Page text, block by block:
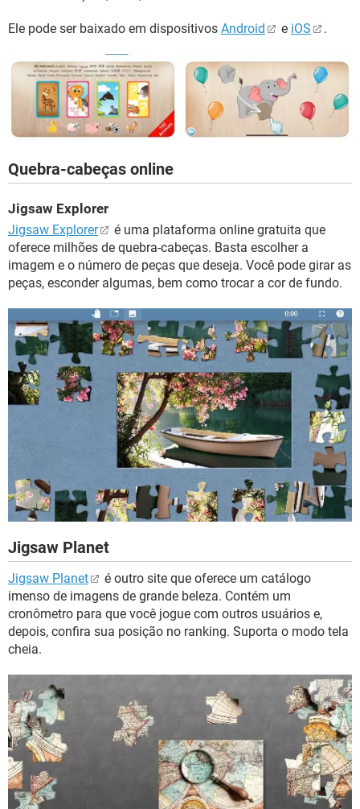
Ele pode ser baixado em dispositivos Android e iOS .
Quebra-cabeças online
Jigsaw Explorer
Jigsaw Explorer
é uma plataforma online gratuita que
oferece milhões de quebra-cabeças. Basta escolher a
imagem e o número de peças que deseja. Você pode girar as
peças, esconder algumas, bem como trocar a cor de fundo.
Jigsaw Planet
Jigsaw Planet
é outro site que oferece um catálogo
imenso de imagens de grande beleza. Contém um
cronômetro para que você jogue com outros usuários e,
depois, confira sua posição no ranking. Suporta o modo tela
cheia.